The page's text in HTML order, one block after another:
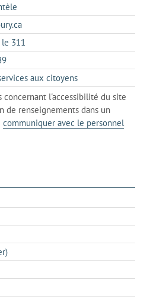
dans
un
nouvel
s'ouvre
dans
votre
de
messagerie
311
dans
un
client
de
votre
téléphone
s'ouvre
dans
un
client
de
votre
aux citoyenss'ouvre
dans
l'onglet
actuel
concernant l'accessibilité du site
de renseignements dans un
communiquer avec le personnel